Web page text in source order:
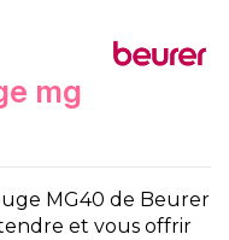
mg
MG40 de Beurer
et vous offrir